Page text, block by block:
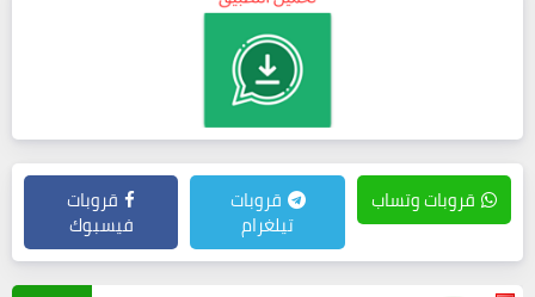
قروبات وتساب قروبات
تيلغرام
قروبات
فيسبوك